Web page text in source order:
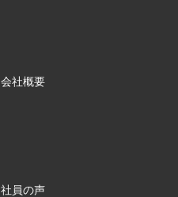
会社概要
社員の声